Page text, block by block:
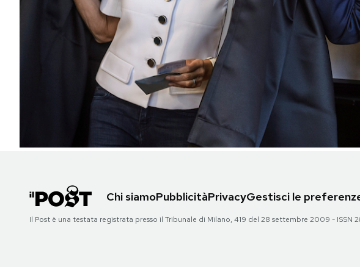
PODCAST
NEWSLETTER
I MIEI PREFERITI
AREA PERSONALE
Chi siamoPubblicitàPrivacyGestisci le
Il Post è una testata registrata presso il Tribunale di Milano, 419 del 28 settembre 2009 - ISSN